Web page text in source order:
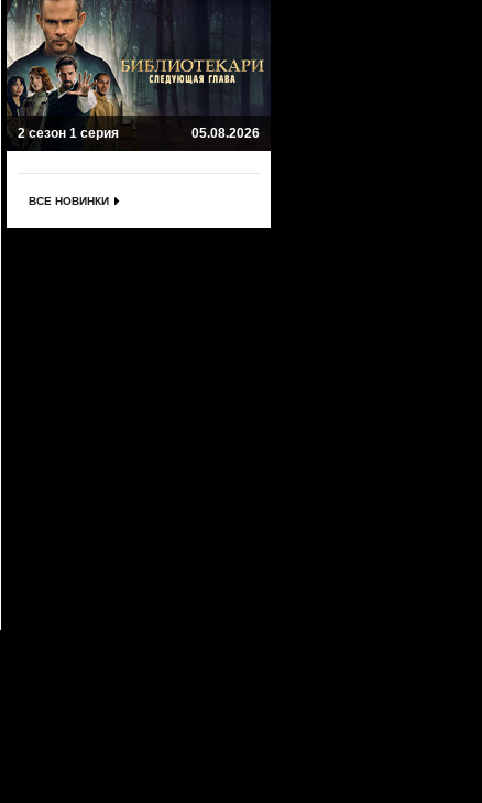
2 сезон 1 серия 05.08.2026
ВСЕ НОВИНКИ